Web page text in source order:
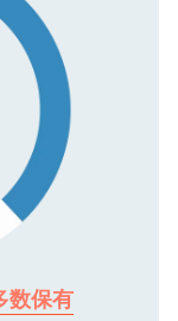
数保有